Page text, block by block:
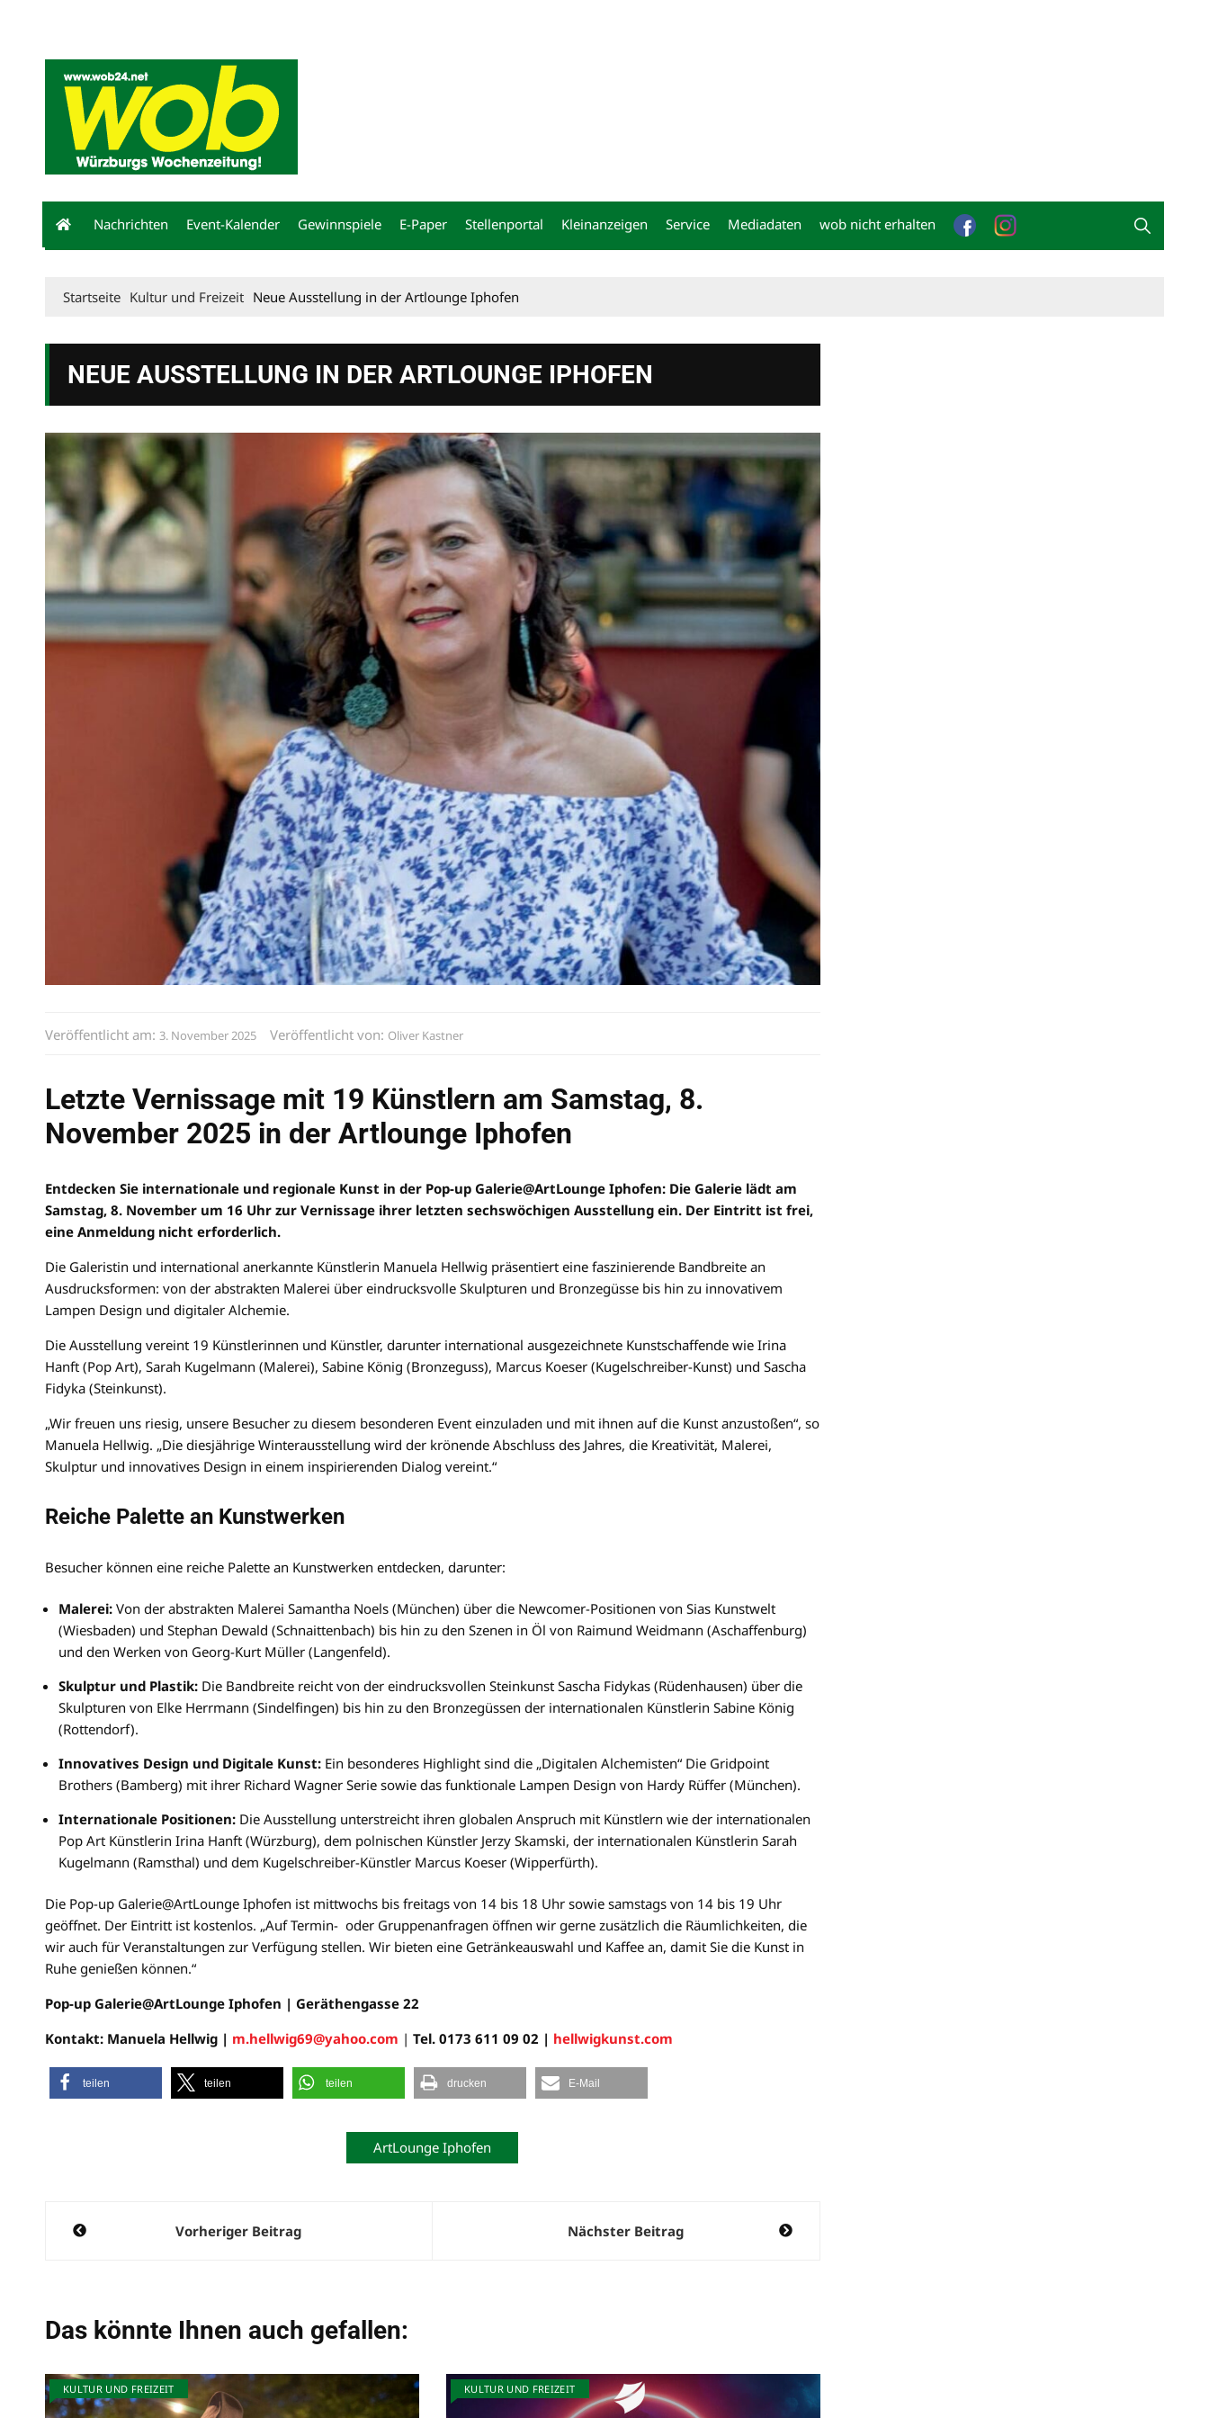
Nachrichten Event-Kalender Gewinnspiele E-Paper Stellenportal Kleinanzeigen Service Mediadaten wob nicht erhalten
Startseite Kultur und Freizeit Neue Ausstellung in der Artlounge Iphofen
NEUE AUSSTELLUNG IN DER ARTLOUNGE IPHOFEN
Veröffentlicht am: 3. November 2025 Veröffentlicht von: Oliver Kastner
Letzte Vernissage mit 19 Künstlern am Samstag, 8.
November 2025 in der Artlounge Iphofen
Entdecken Sie internationale und regionale Kunst in der Pop-up Galerie@ArtLounge Iphofen: Die Galerie lädt am
Samstag, 8. November um 16 Uhr zur Vernissage ihrer letzten sechswöchigen Ausstellung ein. Der Eintritt ist frei,
eine Anmeldung nicht erforderlich.
Die Galeristin und international anerkannte Künstlerin Manuela Hellwig präsentiert eine faszinierende Bandbreite an
Ausdrucksformen: von der abstrakten Malerei über eindrucksvolle Skulpturen und Bronzegüsse bis hin zu innovativem
Lampen Design und digitaler Alchemie.
Die Ausstellung vereint 19 Künstlerinnen und Künstler, darunter international ausgezeichnete Kunstschaffende wie Irina
Hanft (Pop Art), Sarah Kugelmann (Malerei), Sabine König (Bronzeguss), Marcus Koeser (Kugelschreiber-Kunst) und Sascha
Fidyka (Steinkunst).
„Wir freuen uns riesig, unsere Besucher zu diesem besonderen Event einzuladen und mit ihnen auf die Kunst anzustoßen“, so
Manuela Hellwig. „Die diesjährige Winterausstellung wird der krönende Abschluss des Jahres, die Kreativität, Malerei,
Skulptur und innovatives Design in einem inspirierenden Dialog vereint.“
Reiche Palette an Kunstwerken
Besucher können eine reiche Palette an Kunstwerken entdecken, darunter:
Malerei: Von der abstrakten Malerei Samantha Noels (München) über die Newcomer-Positionen von Sias Kunstwelt
(Wiesbaden) und Stephan Dewald (Schnaittenbach) bis hin zu den Szenen in Öl von Raimund Weidmann (Aschaffenburg)
und den Werken von Georg-Kurt Müller (Langenfeld).
Skulptur und Plastik: Die Bandbreite reicht von der eindrucksvollen Steinkunst Sascha Fidykas (Rüdenhausen) über die
Skulpturen von Elke Herrmann (Sindelfingen) bis hin zu den Bronzegüssen der internationalen Künstlerin Sabine König
(Rottendorf).
Innovatives Design und Digitale Kunst: Ein besonderes Highlight sind die „Digitalen Alchemisten“ Die Gridpoint
Brothers (Bamberg) mit ihrer Richard Wagner Serie sowie das funktionale Lampen Design von Hardy Rüffer (München).
Internationale Positionen: Die Ausstellung unterstreicht ihren globalen Anspruch mit Künstlern wie der internationalen
Pop Art Künstlerin Irina Hanft (Würzburg), dem polnischen Künstler Jerzy Skamski, der internationalen Künstlerin Sarah
Kugelmann (Ramsthal) und dem Kugelschreiber-Künstler Marcus Koeser (Wipperfürth).
Die Pop-up Galerie@ArtLounge Iphofen ist mittwochs bis freitags von 14 bis 18 Uhr sowie samstags von 14 bis 19 Uhr
geöffnet. Der Eintritt ist kostenlos. „Auf Termin- oder Gruppenanfragen öffnen wir gerne zusätzlich die Räumlichkeiten, die
wir auch für Veranstaltungen zur Verfügung stellen. Wir bieten eine Getränkeauswahl und Kaffee an, damit Sie die Kunst in
Ruhe genießen können.“
Pop-up Galerie@ArtLounge Iphofen | Geräthengasse 22
Kontakt: Manuela Hellwig | m.hellwig69@yahoo.com | Tel. 0173 611 09 02 | hellwigkunst.com
teilen teilen teilen drucken E-Mail
ArtLounge Iphofen
Beitragsnavigation
Vorheriger Beitrag Nächster Beitrag
Das könnte Ihnen auch gefallen:
KULTUR UND FREIZEIT KULTUR UND FREIZEIT